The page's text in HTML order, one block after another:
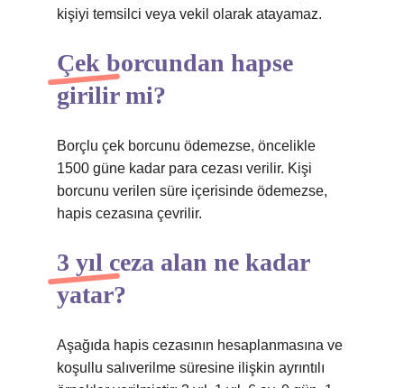
kişiyi temsilci veya vekil olarak atayamaz.
Çek borcundan hapse
girilir mi?
Borçlu çek borcunu ödemezse, öncelikle
1500 güne kadar para cezası verilir. Kişi
borcunu verilen süre içerisinde ödemezse,
hapis cezasına çevrilir.
3 yıl ceza alan ne kadar
yatar?
Aşağıda hapis cezasının hesaplanmasına ve
koşullu salıverilme süresine ilişkin ayrıntılı